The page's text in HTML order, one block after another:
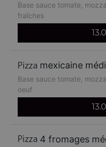
Base sauce tomate,
fraîches
mexicaine
Base sauce tomate,
oeuf
4 fromages